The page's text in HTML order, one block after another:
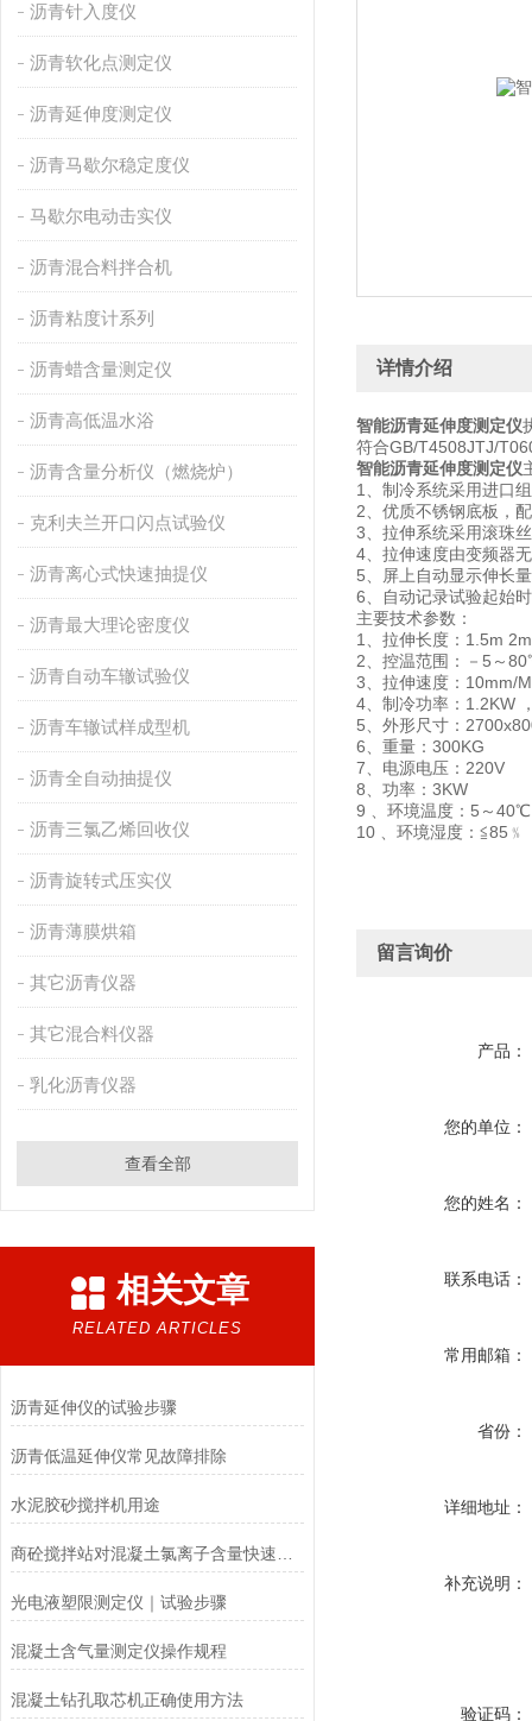
沥青针入度仪
沥青软化点测定仪
沥青延伸度测定仪
沥青马歇尔稳定度仪
马歇尔电动击实仪
沥青混合料拌合机
沥青粘度计系列
沥青蜡含量测定仪
沥青高低温水浴
沥青含量分析仪（燃烧炉）
克利夫兰开口闪点试验仪
沥青离心式快速抽提仪
沥青最大理论密度仪
沥青自动车辙试验仪
沥青车辙试样成型机
沥青全自动抽提仪
沥青三氯乙烯回收仪
沥青旋转式压实仪
沥青薄膜烘箱
其它沥青仪器
其它混合料仪器
乳化沥青仪器
查看全部
相关文章
RELATED ARTICLES
沥青延伸仪的试验步骤
沥青低温延伸仪常见故障排除
水泥胶砂搅拌机用途
光电液塑限测定仪｜试验步骤
混凝土含气量测定仪操作规程
混凝土钻孔取芯机正确使用方法
详情介绍
智能沥青延伸度测定仪
符合GB/T4508JTJ/
智能沥青延伸度测定仪
1、制冷系统采用进口
2、优质不锈钢底板，
3、拉伸系统采用滚珠
4、拉伸速度由变频器
5、屏上自动显示伸长
6、自动记录试验起始
主要技术参数：
1、拉伸长度：1.5m
2、控温范围：－5～
3、拉伸速度：10mm/
4、制冷功率：1.2KW
5、外形尺寸：
6、重量：300KG
7、电源电压：220V
8、功率：3KW
9 、环境温度：5～40℃
10 、环境湿度：≦85﹪
留言询价
产品：
您的单位：
您的姓名：
联系电话：
常用邮箱：
省份：
详细地址：
补充说明：
验证码：